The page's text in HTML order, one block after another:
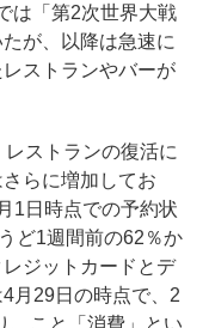
は「第2次世界大戦
が、以降は急速に
ストランやバーが
レストランの復活に
らに増加してお
1日時点での予約状
ど1週間前の62％か
ジットカードとデ
月29日の時点で、2
、こと「消費」とい